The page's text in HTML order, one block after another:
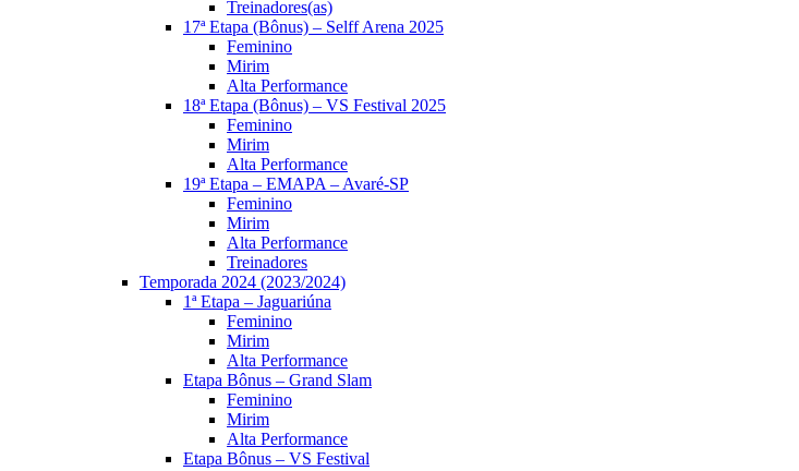
Treinadores(as)
17ª Etapa (Bônus) – Selff Arena 2025
Feminino
Mirim
Alta Performance
18ª Etapa (Bônus) – VS Festival 2025
Feminino
Mirim
Alta Performance
19ª Etapa – EMAPA – Avaré-SP
Feminino
Mirim
Alta Performance
Treinadores
Temporada 2024 (2023/2024)
1ª Etapa – Jaguariúna
Feminino
Mirim
Alta Performance
Etapa Bônus – Grand Slam
Feminino
Mirim
Alta Performance
Etapa Bônus – VS Festival